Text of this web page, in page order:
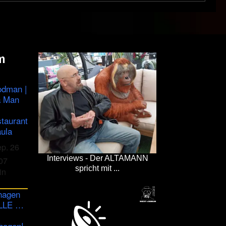
|
Man
26
…
Interviews - Der ALTAMANN
spricht mit ...